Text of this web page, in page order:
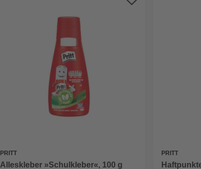
PRITT
Alleskleber »Schulkleber«, 100 g
PRITT